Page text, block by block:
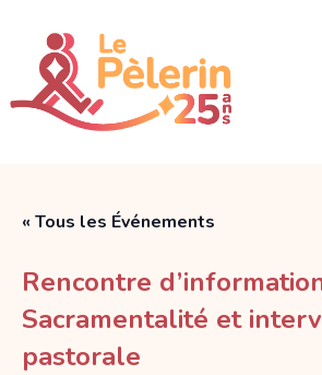
« Tous les Événements
Rencontre
Sacramentalité et
pastorale